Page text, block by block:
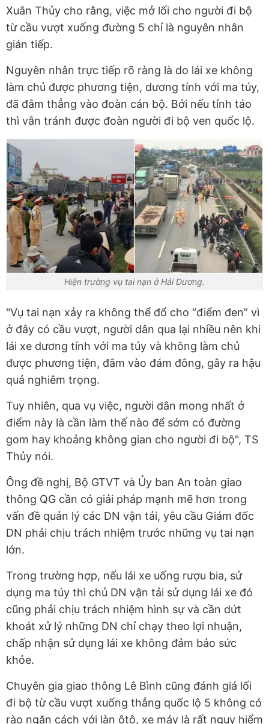
Xuân Thủy cho rằng, việc mở lối cho người đi bộ
từ cầu vượt xuống đường 5 chỉ là nguyên nhân
gián tiếp.
Nguyên nhân trực tiếp rõ ràng là do lái xe không
làm chủ được phương tiện, dương tính với ma túy,
đã đâm thẳng vào đoàn cán bộ. Bởi nếu tỉnh táo
thì vẫn tránh được đoàn người đi bộ ven quốc lộ.
Hiện trường vụ tai nạn ở Hải Dương.
"Vụ tai nạn xảy ra không thể đổ cho “điểm đen” vì
ở đây có cầu vượt, người dân qua lại nhiều nên khi
lái xe dương tính với ma túy và không làm chủ
được phương tiện, đâm vào đám đông, gây ra hậu
quả nghiêm trọng.
Tuy nhiên, qua vụ việc, người dân mong nhất ở
điểm này là cần làm thế nào để sớm có đường
gom hay khoảng không gian cho người đi bộ", TS
Thủy nói.
Ông đề nghị, Bộ GTVT và Ủy ban An toàn giao
thông QG cần có giải pháp mạnh mẽ hơn trong
vấn đề quản lý các DN vận tải, yêu cầu Giám đốc
DN phải chịu trách nhiệm trước những vụ tai nạn
lớn.
Trong trường hợp, nếu lái xe uống rượu bia, sử
dụng ma túy thì chủ DN vận tải sử dụng lái xe đó
cũng phải chịu trách nhiệm hình sự và cần dứt
khoát xử lý những DN chỉ chạy theo lợi nhuận,
chấp nhận sử dụng lái xe không đảm bảo sức
khỏe.
Chuyên gia giao thông Lê Bình cũng đánh giá lối
đi bộ từ cầu vượt xuống thẳng quốc lộ 5 không có
rào ngăn cách với làn ôtô, xe máy là rất nguy hiểm